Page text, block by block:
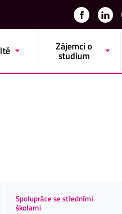
Zájemci o
studium
Spolupráce se středními
školami